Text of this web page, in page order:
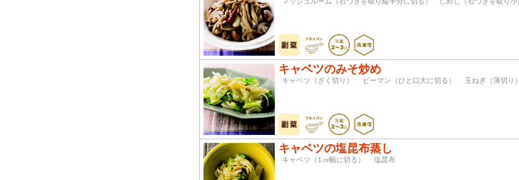
キャベツのみそ炒め
キャベツ（ざく切り） ピーマン（ひと口大に切る） 玉ねぎ（薄
キャベツの塩昆布蒸し
キャベツ（1㎝幅に切る） 塩昆布